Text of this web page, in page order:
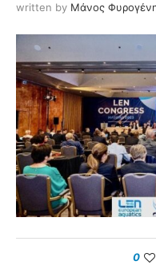
written by Μάνος
0